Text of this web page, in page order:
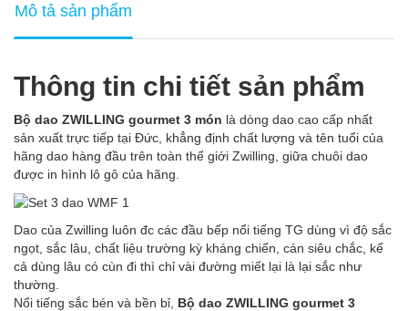
Mô tả sản phẩm
Thông tin chi tiết sản phẩm
Bộ dao ZWILLING gourmet 3 món là dòng dao cao cấp nhất
sản xuất trực tiếp tại Đức, khẳng định chất lượng và tên tuổi của
hãng dao hàng đầu trên toàn thế giới Zwilling, giữa chuôi dao
được in hình lô gô của hãng.
Dao của Zwilling luôn đc các đầu bếp nổi tiếng TG dùng vì độ sắc
ngọt, sắc lâu, chất liệu trường kỳ kháng chiến, cán siêu chắc, kể
cả dùng lâu có cùn đi thì chỉ vài đường miết lại là lại sắc như
thường.
Nổi tiếng sắc bén và bền bỉ, Bộ dao ZWILLING gourmet 3